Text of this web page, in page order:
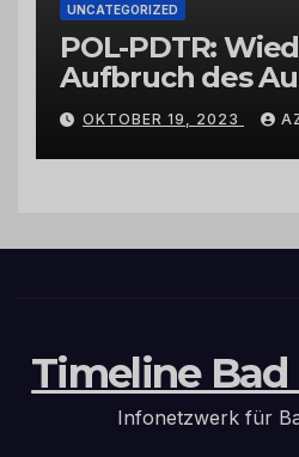
UNCATEGORIZED
POL-PDTR:
Aufbruch des
Hermeskeil am
OKTOBER 19, 2023
Timeline
Infonetzwerk für